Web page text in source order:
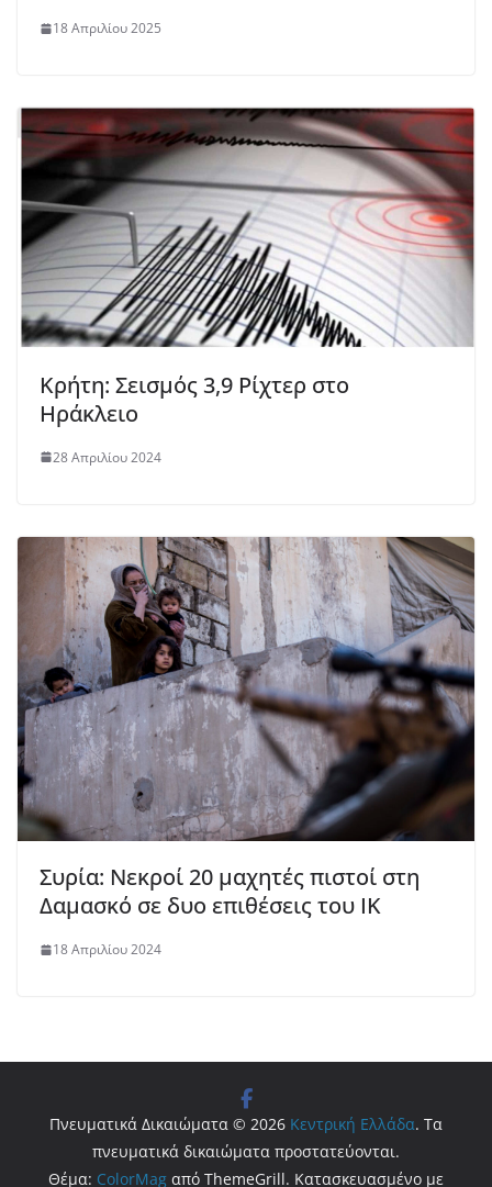
18 Απριλίου 2025
Κρήτη: Σεισμός 3,9 Ρίχτερ στο
Ηράκλειο
28 Απριλίου 2024
Συρία: Νεκροί 20 μαχητές πιστοί στη
Δαμασκό σε δυο επιθέσεις του ΙΚ
18 Απριλίου 2024
Πνευματικά Δικαιώματα © 2026 Κεντρική Ελλάδα. Τα
πνευματικά δικαιώματα προστατεύονται.
Θέμα: ColorMag από ThemeGrill. Κατασκευασμένο με